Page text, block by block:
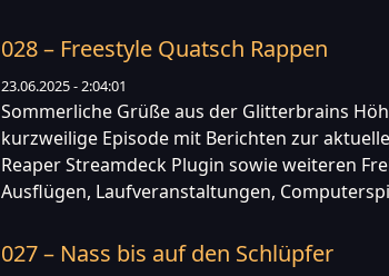
028 – Freestyle Quatsch Rappen
23.06.2025 - 2:04:01
Sommerliche Grüße aus der Glitterbrains
kurzweilige Episode mit Berichten zur
Reaper Streamdeck Plugin sowie weiteren
Ausflügen, Laufveranstaltungen,
027 – Nass bis auf den Schlüpfer